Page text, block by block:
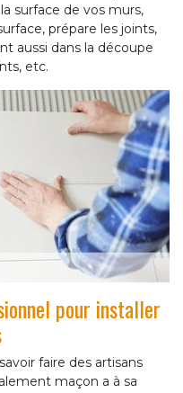
surface de vos murs,
prépare les joints,
aussi dans la découpe
etc.
pour installer
faire des artisans
maçon a à sa